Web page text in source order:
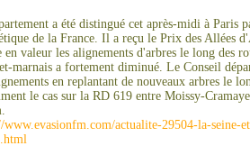
a été distingué cet après-midi à Paris
de la France. Il a reçu le Prix des Allées
en valeur les alignements d'arbres le long des
marnais a fortement diminué. Le Conseil
en replantant de nouveaux arbres le
le cas sur la RD 619 entre Moissy-
www.evasionfm.com/actualite-29504-la-seine-